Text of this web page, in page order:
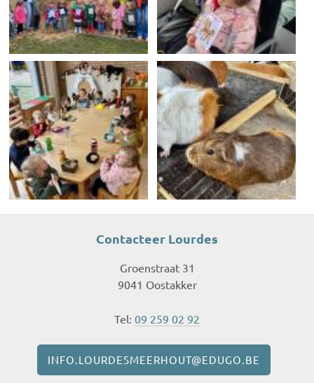
Contacteer Lourdes
Groenstraat 31
9041 Oostakker
Tel: 09 259 02 92
INFO.LOURDESMEERHOUT@EDUGO.BE